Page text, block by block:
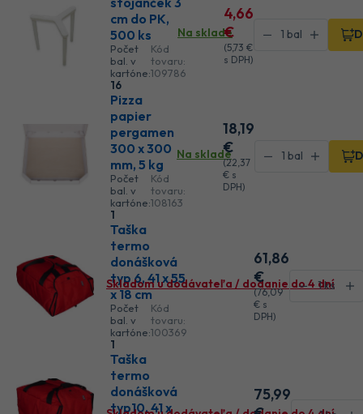
cm do PK,
500 ks
Počet
bal. v
kartóne:
16
Kód
tovaru:
109786
Na sklade
4,66
€
(5,73 €
s DPH)
Pizza
papier
pergamen
300 x 300
mm, 5 kg
Počet
bal. v
kartóne:
1
Kód
tovaru:
108163
Na sklade
18,19
€
(22,37
€ s
DPH)
Taška
termo
donášková
typ 6, 41 x 55
x 18 cm
Počet
bal. v
kartóne:
1
Kód
tovaru:
100369
Skladom u dodávateľa / dodanie do 4 dní
61,86
€
(76,09
€ s
DPH)
Taška
termo
donášková
typ10, 41 x
75,99